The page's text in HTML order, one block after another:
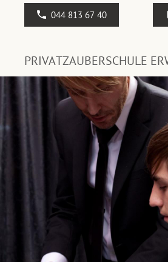
044 813 67 40
PRIVATZAUBERSCHULE